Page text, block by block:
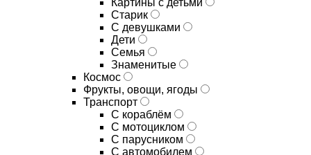
Картины с детьми
Старик
С девушками
Дети
Семья
Знаменитые
Космос
Фрукты, овощи, ягоды
Транспорт
С кораблём
С мотоциклом
С парусником
С автомобилем